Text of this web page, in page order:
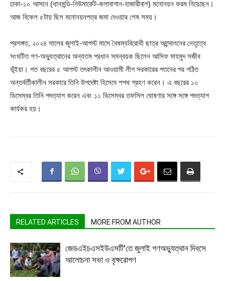
ঢাকা-১০ আসনে (ধানমন্ডি-নিউমার্কেট-কলাবাগান-হাজারীবাগ) মনোনয়ন ফরম নিয়েছেন।
আজ বিকেল ৫টায় ছিল মনোনয়নপত্র জমা দেওয়ার শেষ সময়।
প্রসঙ্গত, ২০২৪ সালের জুলাই-আগস্ট মাসে বৈষম্যবিরোধী ছাত্র আন্দোলনের নেতৃত্বে
সংঘটিত গণ-অভ্যুত্থানের অন্যতম প্রধান সমন্বয়ক ছিলেন আসিফ মাহমুদ সজীব
ভূঁইয়া। গত বছরের ৫ আগস্ট তৎকালীন আওয়ামী লীগ সরকারের পতনের পর গঠিত
অন্তর্বর্তীকালীন সরকারে তিনি উপদেষ্টা হিসেবে শপথ গ্রহণ করেন। এ বছরের ১০
ডিসেম্বর তিনি পদত্যাগ করেন এবং ১১ ডিসেম্বর তফসিল ঘোষণার সঙ্গে সঙ্গে পদত্যাগ
কার্যকর হয়।
RELATED ARTICLES MORE FROM AUTHOR
জেডএইচএসইউএসটি’তে জুলাই গণঅভ্যুত্থান দিবসে
আলোচনা সভা ও বৃক্ষরোপণ